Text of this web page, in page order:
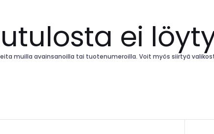
ei
muilla avainsanoilla tai tuotenumeroilla. Voit myös siirtyä